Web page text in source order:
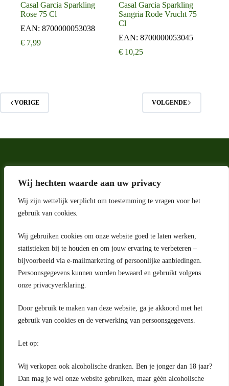
Wij hechten waarde aan uw privacy
Wij zijn wettelijk verplicht om toestemming te vragen voor het
gebruik van cookies.
Wij gebruiken cookies om onze website goed te laten werken,
statistieken bij te houden en om jouw ervaring te verbeteren –
bijvoorbeeld via e-mailmarketing of persoonlijke aanbiedingen.
Persoonsgegevens kunnen worden bewaard en gebruikt volgens
onze privacyverklaring.
Door gebruik te maken van deze website, ga je akkoord met het
gebruik van cookies en de verwerking van persoonsgegevens.
Let op:
Wij verkopen ook alcoholische dranken. Ben je jonger dan 18 jaar?
Dan mag je wél onze website gebruiken, maar géén alcoholische
Casal Garcia Sparkling
Rose 75 Cl
EAN: 8700000053038
€ 7,99
Casal Garcia Sparkling
Sangria Rode Vrucht 75
Cl
EAN:8700000053045
€ 10,25
VORIGE VOLGENDE
Adres
Riga 4 E
2993 LW Barendrecht
Nederland
Contact
klantenservice@portugeseproducten.nl
Facebook
Herroepingsrecht